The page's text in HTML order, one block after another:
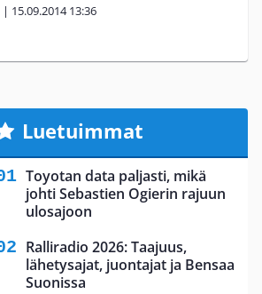
| 15.09.2014 13:36
Luetuimmat
Toyotan data paljasti, mikä
johti Sebastien Ogierin rajuun
ulosajoon
Ralliradio 2026: Taajuus,
lähetysajat, juontajat ja Bensaa
Suonissa